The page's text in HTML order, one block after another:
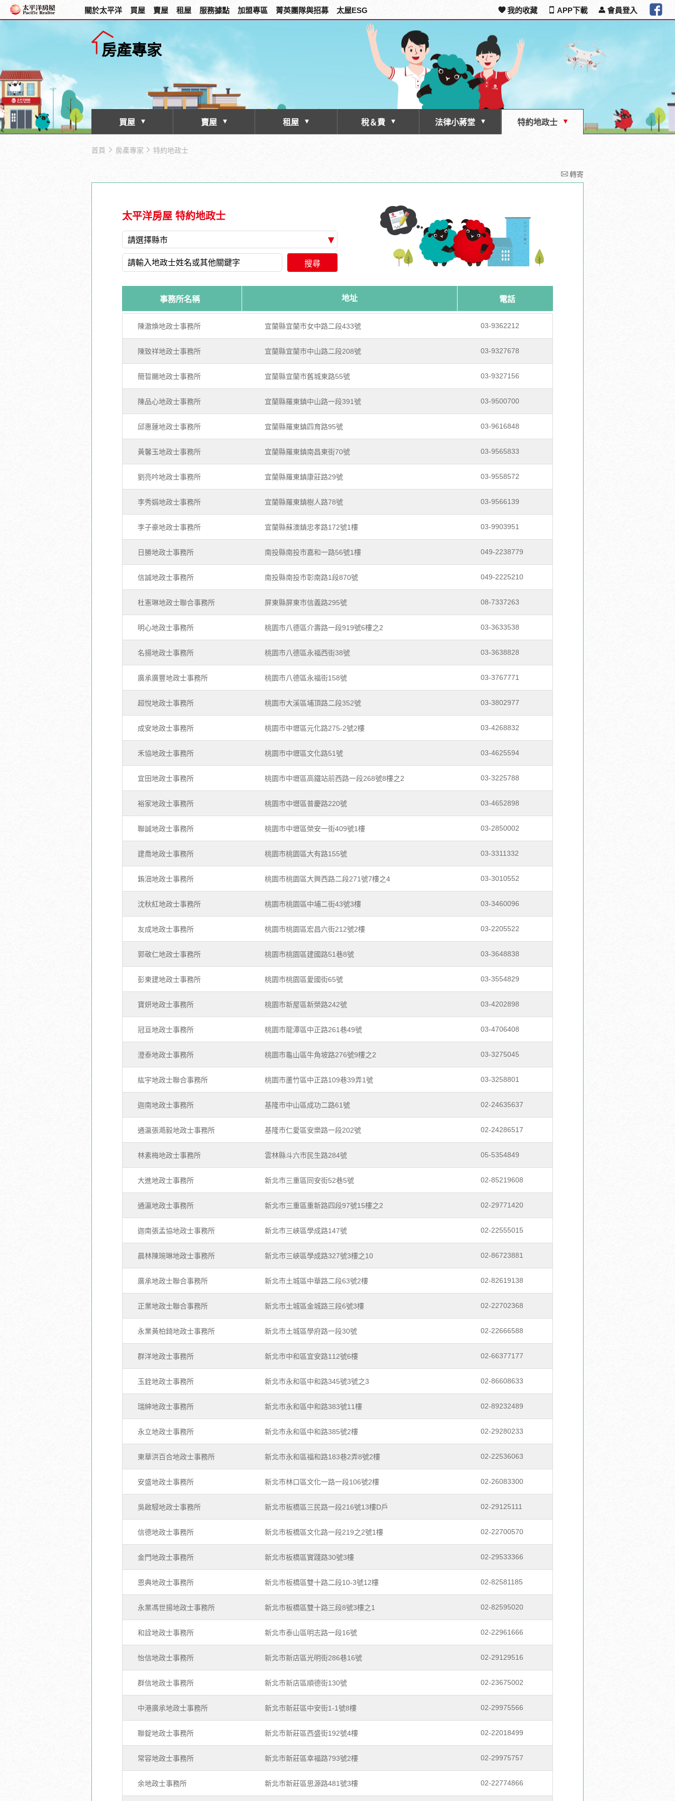
關於太平洋 買屋 賣屋 租屋 服務據點 加盟專區 菁英團隊與招募 太屋ESG 我的收藏 APP下載 會員登入
房產專家
買屋 賣屋 租屋 稅＆費 法律小蔣堂 特約地政士
首頁 房產專家 特約地政士
轉寄
太平洋房屋 特約地政士
搜尋
事務所名稱 地址 電話
陳澈煥地政士事務所 宜蘭縣宜蘭市女中路二段433號 03-9362212
陳致祥地政士事務所 宜蘭縣宜蘭市中山路二段208號 03-9327678
簡晢颺地政士事務所 宜蘭縣宜蘭市舊城東路55號 03-9327156
陳品心地政士事務所 宜蘭縣羅東鎮中山路一段391號 03-9500700
邱惠蓮地政士事務所 宜蘭縣羅東鎮四育路95號 03-9616848
黃馨玉地政士事務所 宜蘭縣羅東鎮南昌東街70號 03-9565833
劉亮吟地政士事務所 宜蘭縣羅東鎮康莊路29號 03-9558572
李秀娟地政士事務所 宜蘭縣羅東鎮樹人路78號 03-9566139
李子豪地政士事務所 宜蘭縣蘇澳鎮忠孝路172號1樓 03-9903951
日勝地政士事務所 南投縣南投市嘉和一路56號1樓 049-2238779
信誠地政士事務所 南投縣南投市彰南路1段870號 049-2225210
杜憲琳地政士聯合事務所 屏東縣屏東市信義路295號 08-7337263
明心地政士事務所 桃園市八德區介壽路一段919號6樓之2 03-3633538
名揚地政士事務所 桃園市八德區永福西街38號 03-3638828
廣承廣豐地政士事務所 桃園市八德區永福街158號 03-3767771
超悅地政士事務所 桃園市大溪區埔頂路二段352號 03-3802977
成安地政士事務所 桃園市中壢區元化路275-2號2樓 03-4268832
禾協地政士事務所 桃園市中壢區文化路51號 03-4625594
宜田地政士事務所 桃園市中壢區高鐵站前西路一段268號8樓之2 03-3225788
裕家地政士事務所 桃園市中壢區普慶路220號 03-4652898
聯誠地政士事務所 桃園市中壢區榮安一街409號1樓 03-2850002
建喬地政士事務所 桃園市桃園區大有路155號 03-3311332
銪沺地政士事務所 桃園市桃園區大興西路二段271號7樓之4 03-3010552
沈秋紅地政士事務所 桃園市桃園區中埔二街43號3樓 03-3460096
友成地政士事務所 桃園市桃園區宏昌六街212號2樓 03-2205522
郭敬仁地政士事務所 桃園市桃園區建國路51巷8號 03-3648838
彭東建地政士事務所 桃園市桃園區愛國街65號 03-3554829
寶妍地政士事務所 桃園市新屋區新榮路242號 03-4202898
冠亘地政士事務所 桃園市龍潭區中正路261巷49號 03-4706408
澄泰地政士事務所 桃園市龜山區牛角坡路276號9樓之2 03-3275045
紘宇地政士聯合事務所 桃園市蘆竹區中正路109巷39弄1號 03-3258801
迦南地政士事務所 基隆市中山區成功二路61號 02-24635637
通瀛張澔毅地政士事務所 基隆市仁愛區安樂路一段202號 02-24286517
林素梅地政士事務所 雲林縣斗六市民生路284號 05-5354849
大進地政士事務所 新北市三重區同安街52巷5號 02-85219608
通瀛地政士事務所 新北市三重區重新路四段97號15樓之2 02-29771420
迦南張孟協地政士事務所 新北市三峽區學成路147號 02-22555015
晨林陳琬琳地政士事務所 新北市三峽區學成路327號3樓之10 02-86723881
廣承地政士聯合事務所 新北市土城區中華路二段63號2樓 02-82619138
正業地政士聯合事務所 新北市土城區金城路三段6號3樓 02-22702368
永業黃柏錡地政士事務所 新北市土城區學府路一段30號 02-22666588
群洋地政士事務所 新北市中和區宜安路112號6樓 02-66377177
玉銓地政士事務所 新北市永和區中和路345號3號之3 02-86608633
瑞紳地政士事務所 新北市永和區中和路383號11樓 02-89232489
永立地政士事務所 新北市永和區中和路385號2樓 02-29280233
東華洪百合地政士事務所 新北市永和區福和路183巷2弄8號2樓 02-22536063
安盛地政士事務所 新北市林口區文化一路一段106號2樓 02-26083300
吳啟駸地政士事務所 新北市板橋區三民路一段216號13樓D戶 02-29125111
信德地政士事務所 新北市板橋區文化路一段219之2號1樓 02-22700570
金門地政士事務所 新北市板橋區實踐路30號3樓 02-29533366
恩典地政士事務所 新北市板橋區雙十路二段10-3號12樓 02-82581185
永業馮世揚地政士事務所 新北市板橋區雙十路三段8號3樓之1 02-82595020
和詮地政士事務所 新北市泰山區明志路一段16號 02-22961666
怡信地政士事務所 新北市新店區光明街286巷16號 02-29129516
群信地政士事務所 新北市新店區順德街130號 02-23675002
中港廣承地政士事務所 新北市新莊區中安街1-1號8樓 02-29975566
聯錠地政士事務所 新北市新莊區西盛街192號4樓 02-22018499
常容地政士事務所 新北市新莊區幸福路793號2樓 02-29975757
余地政士事務所 新北市新莊區思源路481號3樓 02-22774866